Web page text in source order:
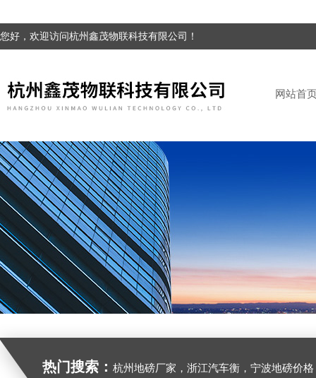
您好，欢迎访问杭州鑫茂物联科技有限公司！
网站首
热门搜索： 杭州地磅厂家，浙江汽车衡，宁波地磅价格，浙江地